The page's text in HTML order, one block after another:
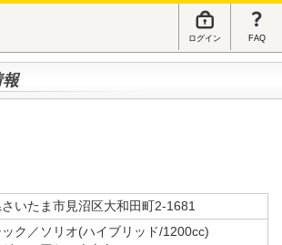
ログイン FAQ
いたま市見沼区大和田町2-1681
ク／ソリオ(ハイブリッド/1200cc)